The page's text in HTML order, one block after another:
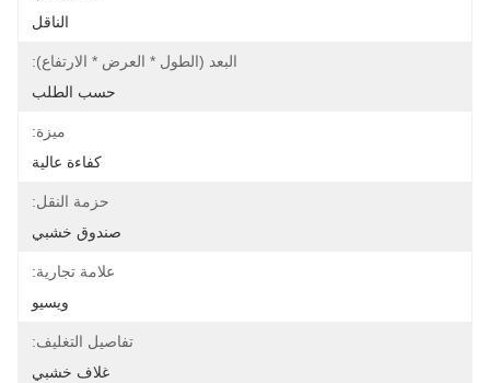
الناقل
البعد (الطول * العرض * الارتفاع):
حسب الطلب
ميزة:
كفاءة عالية
حزمة النقل:
صندوق خشبي
علامة تجارية:
ويسيو
تفاصيل التغليف:
غلاف خشبي